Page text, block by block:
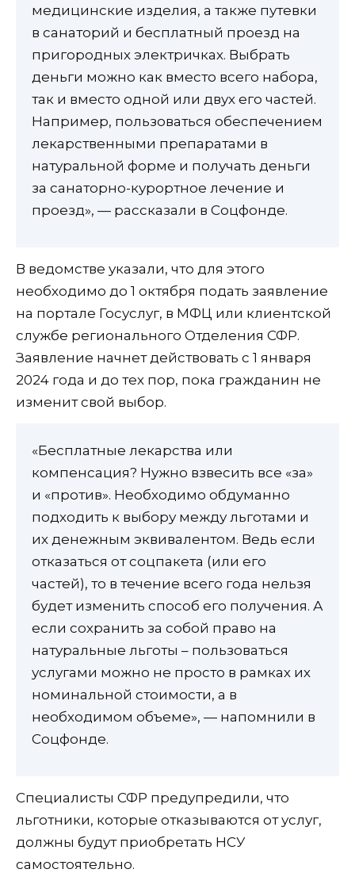
медицинские изделия, а также путевки
в санаторий и бесплатный проезд на
пригородных электричках. Выбрать
деньги можно как вместо всего набора,
так и вместо одной или двух его частей.
Например, пользоваться обеспечением
лекарственными препаратами в
натуральной форме и получать деньги
за санаторно-курортное лечение и
проезд», — рассказали в Соцфонде.
В ведомстве указали, что для этого
необходимо до 1 октября подать заявление
на портале Госуслуг, в МФЦ или клиентской
службе регионального Отделения СФР.
Заявление начнет действовать с 1 января
2024 года и до тех пор, пока гражданин не
изменит свой выбор.
«Бесплатные лекарства или
компенсация? Нужно взвесить все «за»
и «против». Необходимо обдуманно
подходить к выбору между льготами и
их денежным эквивалентом. Ведь если
отказаться от соцпакета (или его
частей), то в течение всего года нельзя
будет изменить способ его получения. А
если сохранить за собой право на
натуральные льготы – пользоваться
услугами можно не просто в рамках их
номинальной стоимости, а в
необходимом объеме», — напомнили в
Соцфонде.
Специалисты СФР предупредили, что
льготники, которые отказываются от услуг,
должны будут приобретать НСУ
самостоятельно.